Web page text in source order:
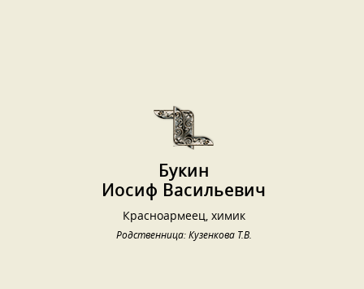
Букин
Иосиф Васильевич
Красноармеец, химик
Родственница: Кузенкова Т.В.